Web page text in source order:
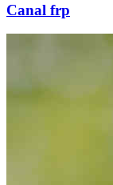
Canal frp